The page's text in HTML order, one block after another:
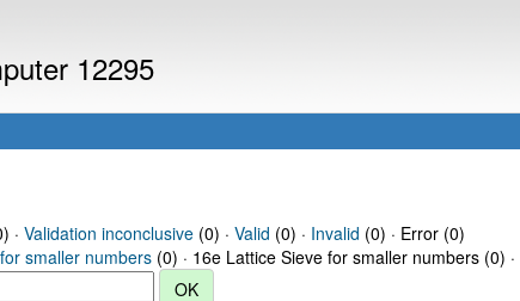
12295
· Validation inconclusive(0) · Valid (0) · Invalid (0) · Error (0)
smaller numbers (0) · 16e Lattice Sieve for smaller numbers (0) ·